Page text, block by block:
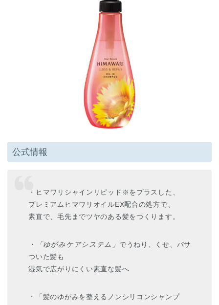
公式情報
・ヒマワリシャインリピッド ※をプラスした、
プレミアムヒマワリオイルEX配合の処方で、
素直で、毛先までツヤのある髪をつくります。
・「ゆがみケアシステム」 でうねり、くせ、パサ
ついた髪も
湿気で広がりにくい素直な髪へ
・「髪のゆがみを整えるノンシリコンシャンプ